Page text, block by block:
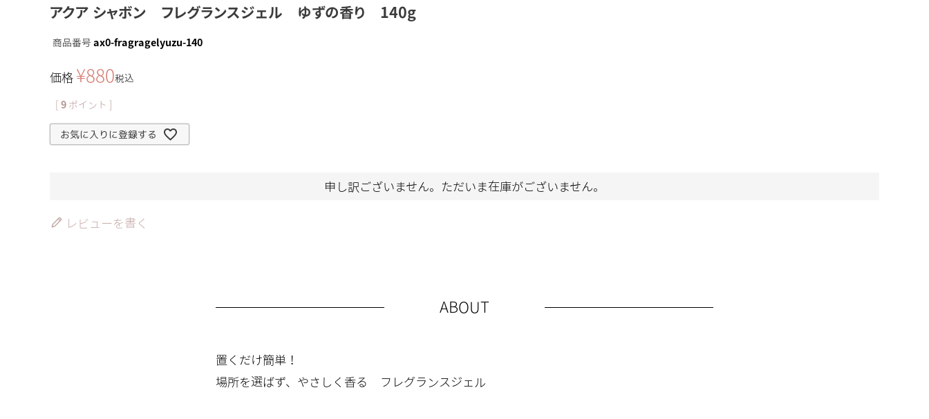
アクア シャボン フレグランスジェル ゆずの香り 140g
商品番号 ax0-fragragelyuzu-140
価格 ¥880税込
9 ポイント ]
お気に入りに登録する
申し訳ございません。ただいま在庫がございません。
レビューを書く
ABOUT
置くだけ簡単！
場所を選ばず、やさしく香る フレグランスジェル